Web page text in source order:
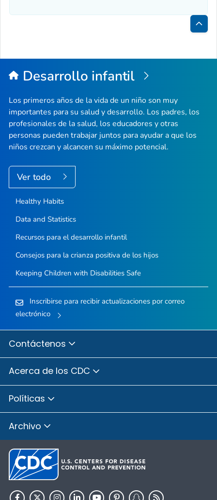
la
Desarrollo infantil
Los primeros años de la vida de un niño son muy
importantes para su salud y desarrollo. Los padres, los
profesionales de la salud, los educadores y otras
personas pueden trabajar juntos para ayudar a que los
niños crezcan y alcancen su máximo potencial.
Ver todo
Healthy Habits
Data and Statistics
Recursos para el desarrollo infantil
Consejos para la crianza positiva de los hijos
Keeping Children with Disabilities Safe
Inscribirse para recibir actualizaciones por correo
electrónico
Contáctenos
Acerca de los CDC
Políticas
Archivo